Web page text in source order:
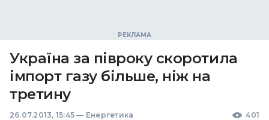
Україна за півроку скоротила
імпорт газу більше, ніж на
третину
26.07.2013, 15:45 — Енергетика 401